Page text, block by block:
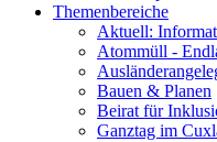
Themenbereiche
Aktuell:
Atommüll -
Bauen & Planen
Beirat für
Ganztag im